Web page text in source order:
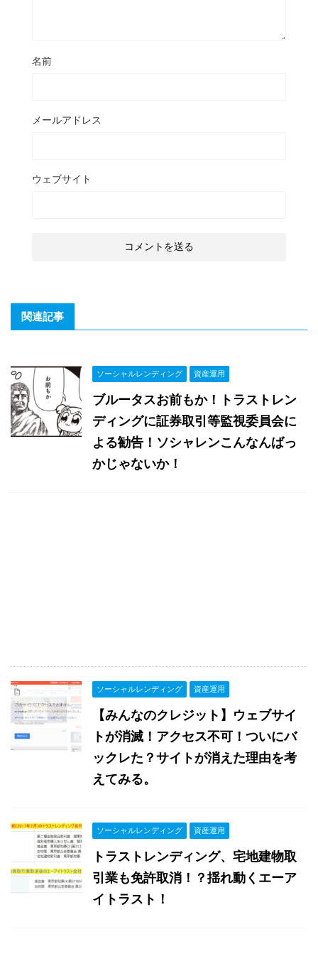
名前
メールアドレス
ウェブサイト
関連記事
ソーシャルレンディング 資産運用
ブルータスお前もか！トラストレン
ディングに証券取引等監視委員会に
よる勧告！ソシャレンこんなんばっ
かじゃないか！
ソーシャルレンディング 資産運用
【みんなのクレジット】ウェブサイ
トが消滅！アクセス不可！ついにバ
ックレた？サイトが消えた理由を考
えてみる。
ソーシャルレンディング 資産運用
トラストレンディング、宅地建物取
引業も免許取消！？揺れ動くエーア
イトラスト！